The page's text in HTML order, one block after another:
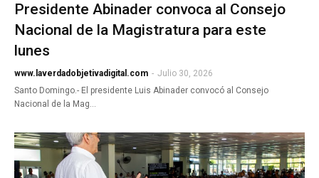
Presidente Abinader convoca al Consejo
Nacional de la Magistratura para este
lunes
www.laverdadobjetivadigital.com - Julio 30, 2026
Santo Domingo.- El presidente Luis Abinader convocó al Consejo
Nacional de la Mag…